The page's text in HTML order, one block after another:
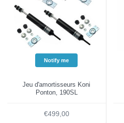
Notify me
Jeu d'amortisseurs Koni
Ponton, 190SL
€499,00